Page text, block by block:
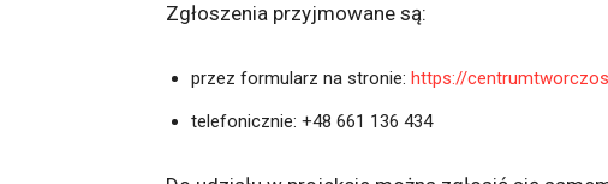
Zgłoszenia przyjmowane są:
przez formularz na stronie: https://
telefonicznie: +48 661 136 434